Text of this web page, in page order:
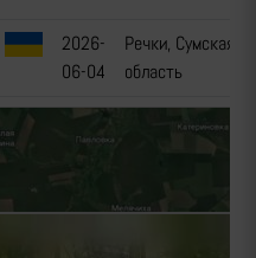
2026-
06-04
Речки, Сумская
область